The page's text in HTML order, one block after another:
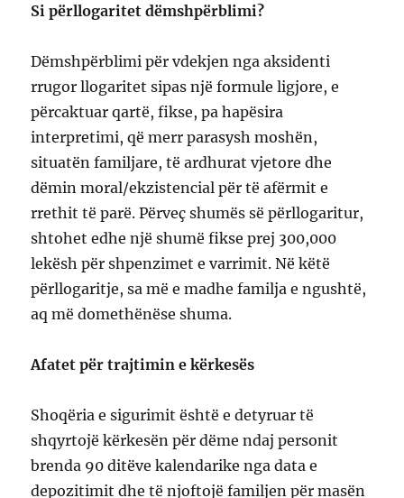
Si përllogaritet dëmshpërblimi?
Dëmshpërblimi për vdekjen nga aksidenti
rrugor llogaritet sipas një formule ligjore, e
përcaktuar qartë, fikse, pa hapësira
interpretimi, që merr parasysh moshën,
situatën familjare, të ardhurat vjetore dhe
dëmin moral/ekzistencial për të afërmit e
rrethit të parë. Përveç shumës së përllogaritur,
shtohet edhe një shumë fikse prej 300,000
lekësh për shpenzimet e varrimit. Në këtë
përllogaritje, sa më e madhe familja e ngushtë,
aq më domethënëse shuma.
Afatet për trajtimin e kërkesës
Shoqëria e sigurimit është e detyruar të
shqyrtojë kërkesën për dëme ndaj personit
brenda 90 ditëve kalendarike nga data e
depozitimit dhe të njoftojë familjen për masën